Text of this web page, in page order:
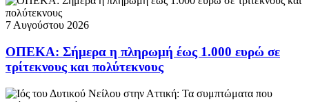
7 Αυγούστου 2026
ΟΠΕΚΑ: Σήμερα η πληρωμή έως 1.000 ευρώ σε
τρίτεκνους και πολύτεκνους